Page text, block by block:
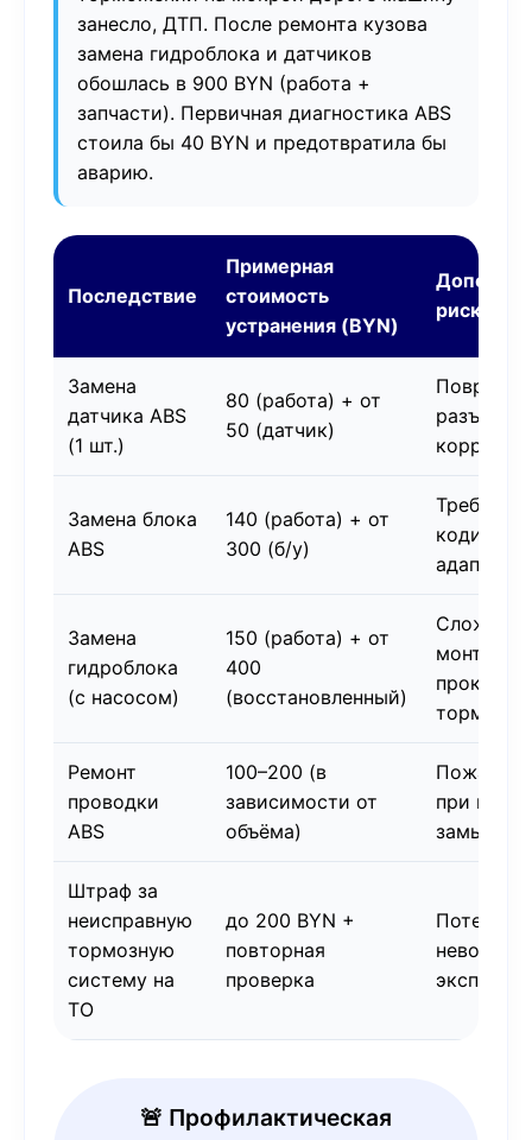
занесло, ДТП. После ремонта кузова
замена гидроблока и датчиков
обошлась в 900 BYN (работа +
запчасти). Первичная диагностика ABS
стоила бы 40 BYN и предотвратила бы
аварию.
Последствие
Примерная
стоимость
устранения (BYN)
риски
Замена
датчика ABS
(1 шт.)
80 (работа) + от
50 (датчик)
разъёма,
коррозия
Замена блока
ABS
140 (работа) + от
300 (б/у)
Требуется
Замена
гидроблока
(с насосом)
150 (работа) + от
400
(восстановленный)
монтажа,
прокачка
тормозов
Ремонт
проводки
ABS
100–200 (в
зависимости от
объёма)
при
Штраф за
неисправную
тормозную
систему на
ТО
до 200 BYN +
повторная
проверка
Потеря
🚨 Профилактическая